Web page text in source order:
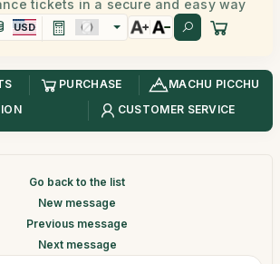
tickets in a secure and easy way
USD
PURCHASE
MACHU PICCHU
CUSTOMER SERVICE
Go back to the list
New message
Previous message
Next message